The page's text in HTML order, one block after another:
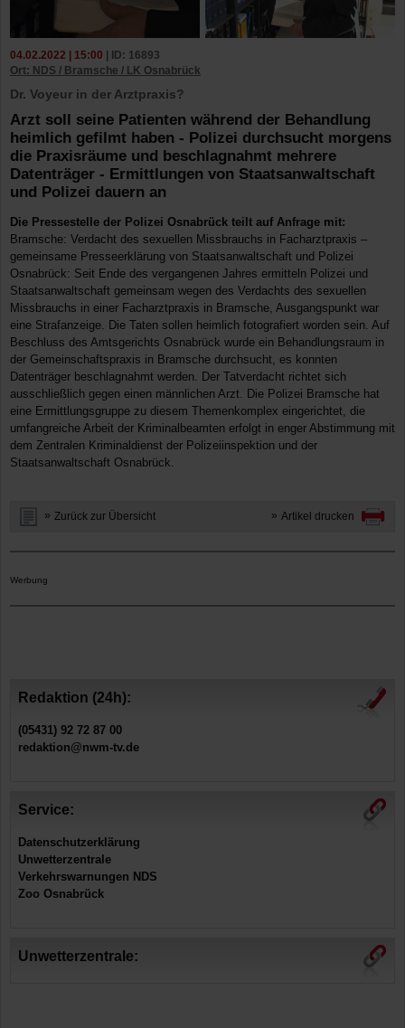
04.02.2022 | 15:00 | ID: 16893
Ort: NDS / Bramsche / LK Osnabrück
Dr. Voyeur in der Arztpraxis?
Arzt soll seine Patienten während der Behandlung
heimlich gefilmt haben - Polizei durchsucht morgens
die Praxisräume und beschlagnahmt mehrere
Datenträger - Ermittlungen von Staatsanwaltschaft
und Polizei dauern an
Die Pressestelle der Polizei Osnabrück teilt auf Anfrage mit:
Bramsche: Verdacht des sexuellen Missbrauchs in Facharztpraxis –
gemeinsame Presseerklärung von Staatsanwaltschaft und Polizei
Osnabrück: Seit Ende des vergangenen Jahres ermitteln Polizei und
Staatsanwaltschaft gemeinsam wegen des Verdachts des sexuellen
Missbrauchs in einer Facharztpraxis in Bramsche, Ausgangspunkt war
eine Strafanzeige. Die Taten sollen heimlich fotografiert worden sein. Auf
Beschluss des Amtsgerichts Osnabrück wurde ein Behandlungsraum in
der Gemeinschaftspraxis in Bramsche durchsucht, es konnten
Datenträger beschlagnahmt werden. Der Tatverdacht richtet sich
ausschließlich gegen einen männlichen Arzt. Die Polizei Bramsche hat
eine Ermittlungsgruppe zu diesem Themenkomplex eingerichtet, die
umfangreiche Arbeit der Kriminalbeamten erfolgt in enger Abstimmung mit
dem Zentralen Kriminaldienst der Polizeiinspektion und der
Staatsanwaltschaft Osnabrück.
Zurück zur Übersicht Artikel drucken
Werbung
Redaktion (24h):
(05431) 92 72 87 00
redaktion@nwm-tv.de
Service:
Datenschutzerklärung
Unwetterzentrale
Verkehrswarnungen NDS
Zoo Osnabrück
Unwetterzentrale: